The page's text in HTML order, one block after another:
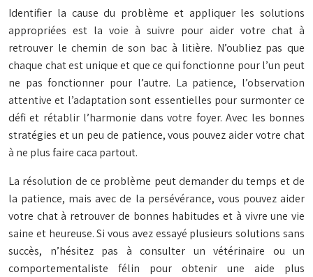
Identifier la cause du problème et appliquer les solutions
appropriées est la voie à suivre pour aider votre chat à
retrouver le chemin de son bac à litière. N’oubliez pas que
chaque chat est unique et que ce qui fonctionne pour l’un peut
ne pas fonctionner pour l’autre. La patience, l’observation
attentive et l’adaptation sont essentielles pour surmonter ce
défi et rétablir l’harmonie dans votre foyer. Avec les bonnes
stratégies et un peu de patience, vous pouvez aider votre chat
à ne plus faire caca partout.
La résolution de ce problème peut demander du temps et de
la patience, mais avec de la persévérance, vous pouvez aider
votre chat à retrouver de bonnes habitudes et à vivre une vie
saine et heureuse. Si vous avez essayé plusieurs solutions sans
succès, n’hésitez pas à consulter un vétérinaire ou un
comportementaliste félin pour obtenir une aide plus